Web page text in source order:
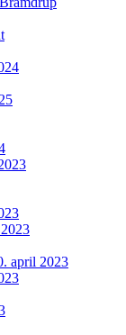
april 2023